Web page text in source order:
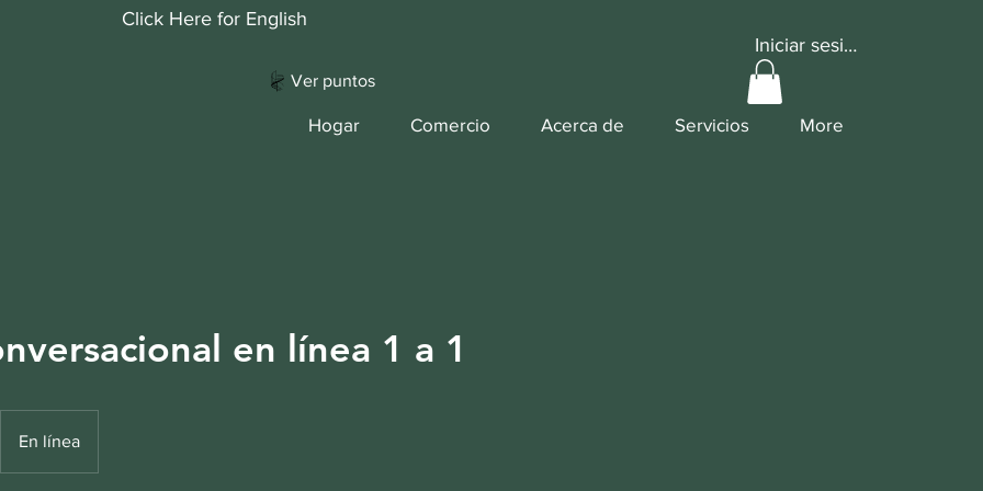
Click Here for English
Iniciar sesión
Hogar Comercio Acerca de Servicios More
Ver puntos
en línea 1 a 1
En línea